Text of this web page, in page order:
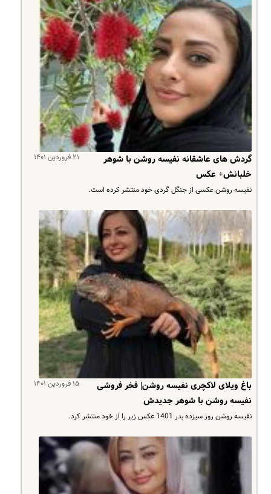
۲۱ فروردین ۱۴۰۱
گردش های عاشقانه نفیسه روشن با شوهر
خلبانش+ عکس
نفیسه روشن عکسی از جنگل گردی خود منتشر کرده است.
۱۵ فروردین ۱۴۰۱
باغ ویلای لاکچری نفیسه روشن| فخر فروشی
نفیسه روشن با شوهر جدیدش
نفیسه روشن روز سیزده بدر 1401 عکس زیر را از خود منتشر کرد.